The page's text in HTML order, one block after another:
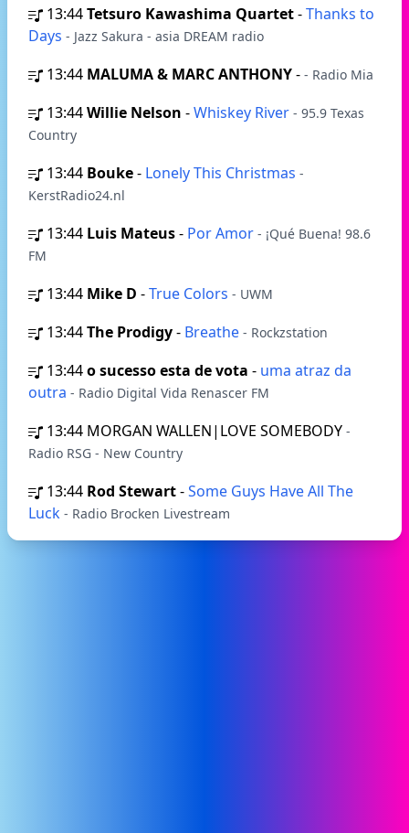
13:44Tetsuro Kawashima Quartet-Thanks to
Days - Jazz Sakura - asia DREAM radio
13:44 MALUMA & MARC ANTHONY- - Radio Mia
13:44Willie Nelson -Whiskey River - 95.9 Texas
Country
13:44 Bouke- Lonely This Christmas -
KerstRadio24.nl
13:44 Luis Mateus- Por Amor - ¡Qué Buena! 98.6
FM
13:44 Mike D -True Colors - UWM
13:44The Prodigy- Breathe - Rockzstation
13:44o sucesso esta de vota - uma atraz da
outra - Radio Digital Vida Renascer FM
13:44 MORGAN WALLEN|LOVE SOMEBODY -
Radio RSG - New Country
13:44 Rod Stewart-Some Guys Have All The
Luck - Radio Brocken Livestream